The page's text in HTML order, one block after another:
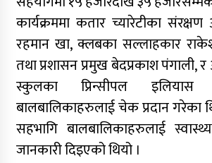
कार्यक्रममा कतार च्यारेटीका
रहमान खा, क्लबका सल्लाहकार
तथा प्रशासन प्रमुख बेदप्रकाश
स्कुलका प्रिन्सीपल इलियास
बालबालिकाहरुलाई चेक प्रदान गरेका
सहभागि बालबालिकाहरुलाई
जानकारी दिइएको थियो ।